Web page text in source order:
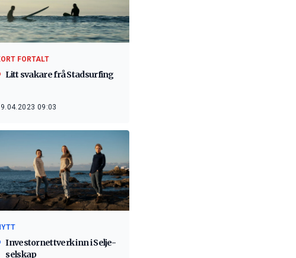
FORTALT
Litt svakare frå Stadsurfing
09:03
Investornettverk inn i Selje-
selskap